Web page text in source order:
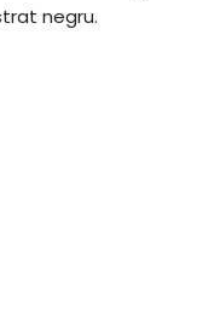
negru.